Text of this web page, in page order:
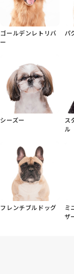
ゴールデンレトリバ
ー
パ
シーズー
ス
ル
フレンチブルドッグ
ミ
ザ